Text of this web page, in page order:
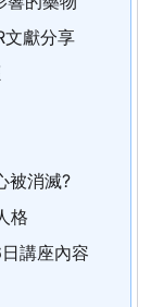
獻分享
被消滅?
格
講座內容